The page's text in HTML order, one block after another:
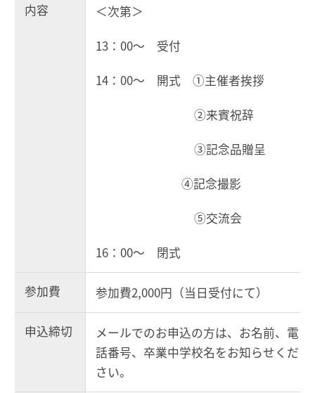
内容 ＜次第＞
13：00～ 受付
14：00～ 開式 ①主催者挨拶
②来賓祝辞
③記念品贈呈
④記念撮影
⑤交流会
16：00～ 閉式
参加費 参加費2,000円（当日受付にて）
申込締切
メールでのお申込の方は、お名前、電
話番号、卒業中学校名をお知らせくだ
さい。